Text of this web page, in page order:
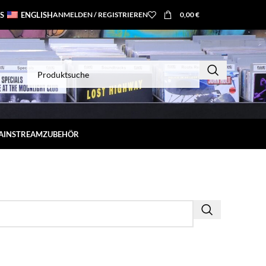
ENGLISHANMELDEN / REGISTRIEREN 0,00€
ZUBEHÖR